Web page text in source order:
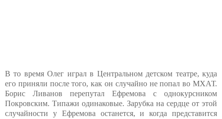
В то время Олег играл в Центральном детском театре, куда
его приняли после того, как он случайно не попал во МХАТ.
Борис Ливанов перепутал Ефремова с однокурсником
Покровским. Типажи одинаковые. Зарубка на сердце от этой
случайности у Ефремова останется, и когда представится